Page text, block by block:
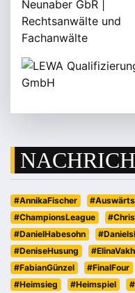
#AnnikaFischer
#ChampionsLeague
#DanielHabesohn
#DeniseHusung
#FabianGünzel
#FinalFour
#Heimsieg
#Heimspiel